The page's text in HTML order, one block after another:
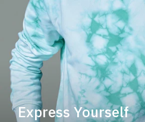
Express Yourself